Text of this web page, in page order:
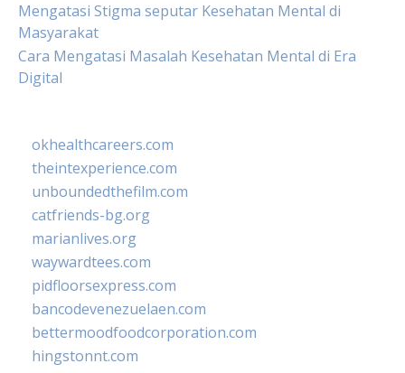
Mengatasi Stigma seputar Kesehatan Mental di
Masyarakat
Cara Mengatasi Masalah Kesehatan Mental di Era
Digital
okhealthcareers.com
theintexperience.com
unboundedthefilm.com
catfriends-bg.org
marianlives.org
waywardtees.com
pidfloorsexpress.com
bancodevenezuelaen.com
bettermoodfoodcorporation.com
hingstonnt.com